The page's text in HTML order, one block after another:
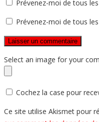
Prévenez-moi de tous
Prévenez-moi de tous
Select an image for your
Cochez la case pour
Ce site utilise Akismet pour